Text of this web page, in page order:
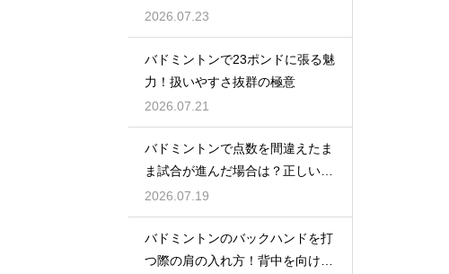
2026.07.23
バドミントンで23ポンドに張る魅
力！扱いやすさ抜群の極意
2026.07.21
バドミントンで点数を間違えたま
ま試合が進んだ場合は？正しい修
正方法
2026.07.19
バドミントンのバックハンドを打
つ際の肩の入れ方！背中を向けて